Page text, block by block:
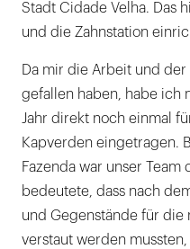
Stadt Cidade Velha. Das
und die Zahnstation
Da mir die Arbeit und
gefallen haben, habe ich
Jahr direkt noch einmal
Kapverden eingetragen.
Fazenda war unser
bedeutete, dass nach
und Gegenstände für die
verstaut werden